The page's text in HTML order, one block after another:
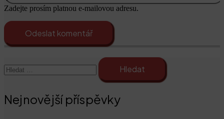
Zadejte prosím platnou e-mailovou adresu.
Odeslat komentář
Nejnovější příspěvky